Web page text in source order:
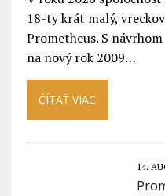
18-ty krát malý,
Prometheus. S
na nový rok 2009…
ČÍTAŤ VIAC
14.